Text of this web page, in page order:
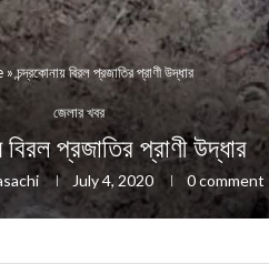
» চন্দ্রকোনায় বিরল প্রজাতির প্রাণী উদ্ধার
জেলার খবর
বিরল প্রজাতির প্রাণী উদ্ধার
July 4, 2020 0 comment